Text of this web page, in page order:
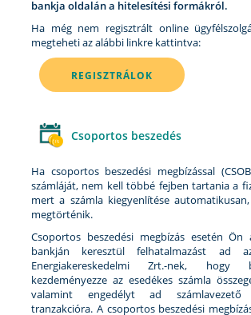
bankja oldalán a hitelesítési formákról.
Ha még nem regisztrált online
megteheti az alábbi linkre kattintva:
REGISZTRÁLOK
Csoportos beszedés
Ha csoportos beszedési megbízással
számláját, nem kell többé fejben tartania a
mert a számla kiegyenlítése
megtörténik.
Csoportos beszedési megbízás esetén Ön
bankján keresztül felhatalmazást ad
Energiakereskedelmi Zrt.-nek, hogy
kezdeményezze az esedékes számla
valamint engedélyt ad
tranzakcióra. A csoportos beszedési